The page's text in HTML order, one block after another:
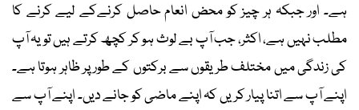
ہے۔ اور جبکہ ہر چیز کو محض انعام حاصل کرنےکے لیے کرنے کا
مطلب نہیں ہے، اکثر، جب آپ بے لوث ہو کر کچھ کرتے ہیں تو یہ آپ
کی زندگی میں مختلف طریقوں سے برکتوں کے طور پر ظاہر ہوتا ہے۔
اپنے آپ سے اتنا پیار کریں کہ اپنے ماضی کو جانے دیں۔ اپنے آپ سے